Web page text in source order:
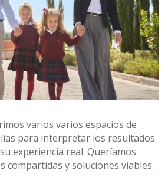
varios varios espacios de
para interpretar los resultados
experiencia real. Queríamos
compartidas y soluciones viables.